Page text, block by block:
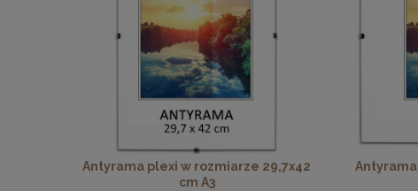
Antyrama plexi w rozmiarze 29,7x42
cm A3